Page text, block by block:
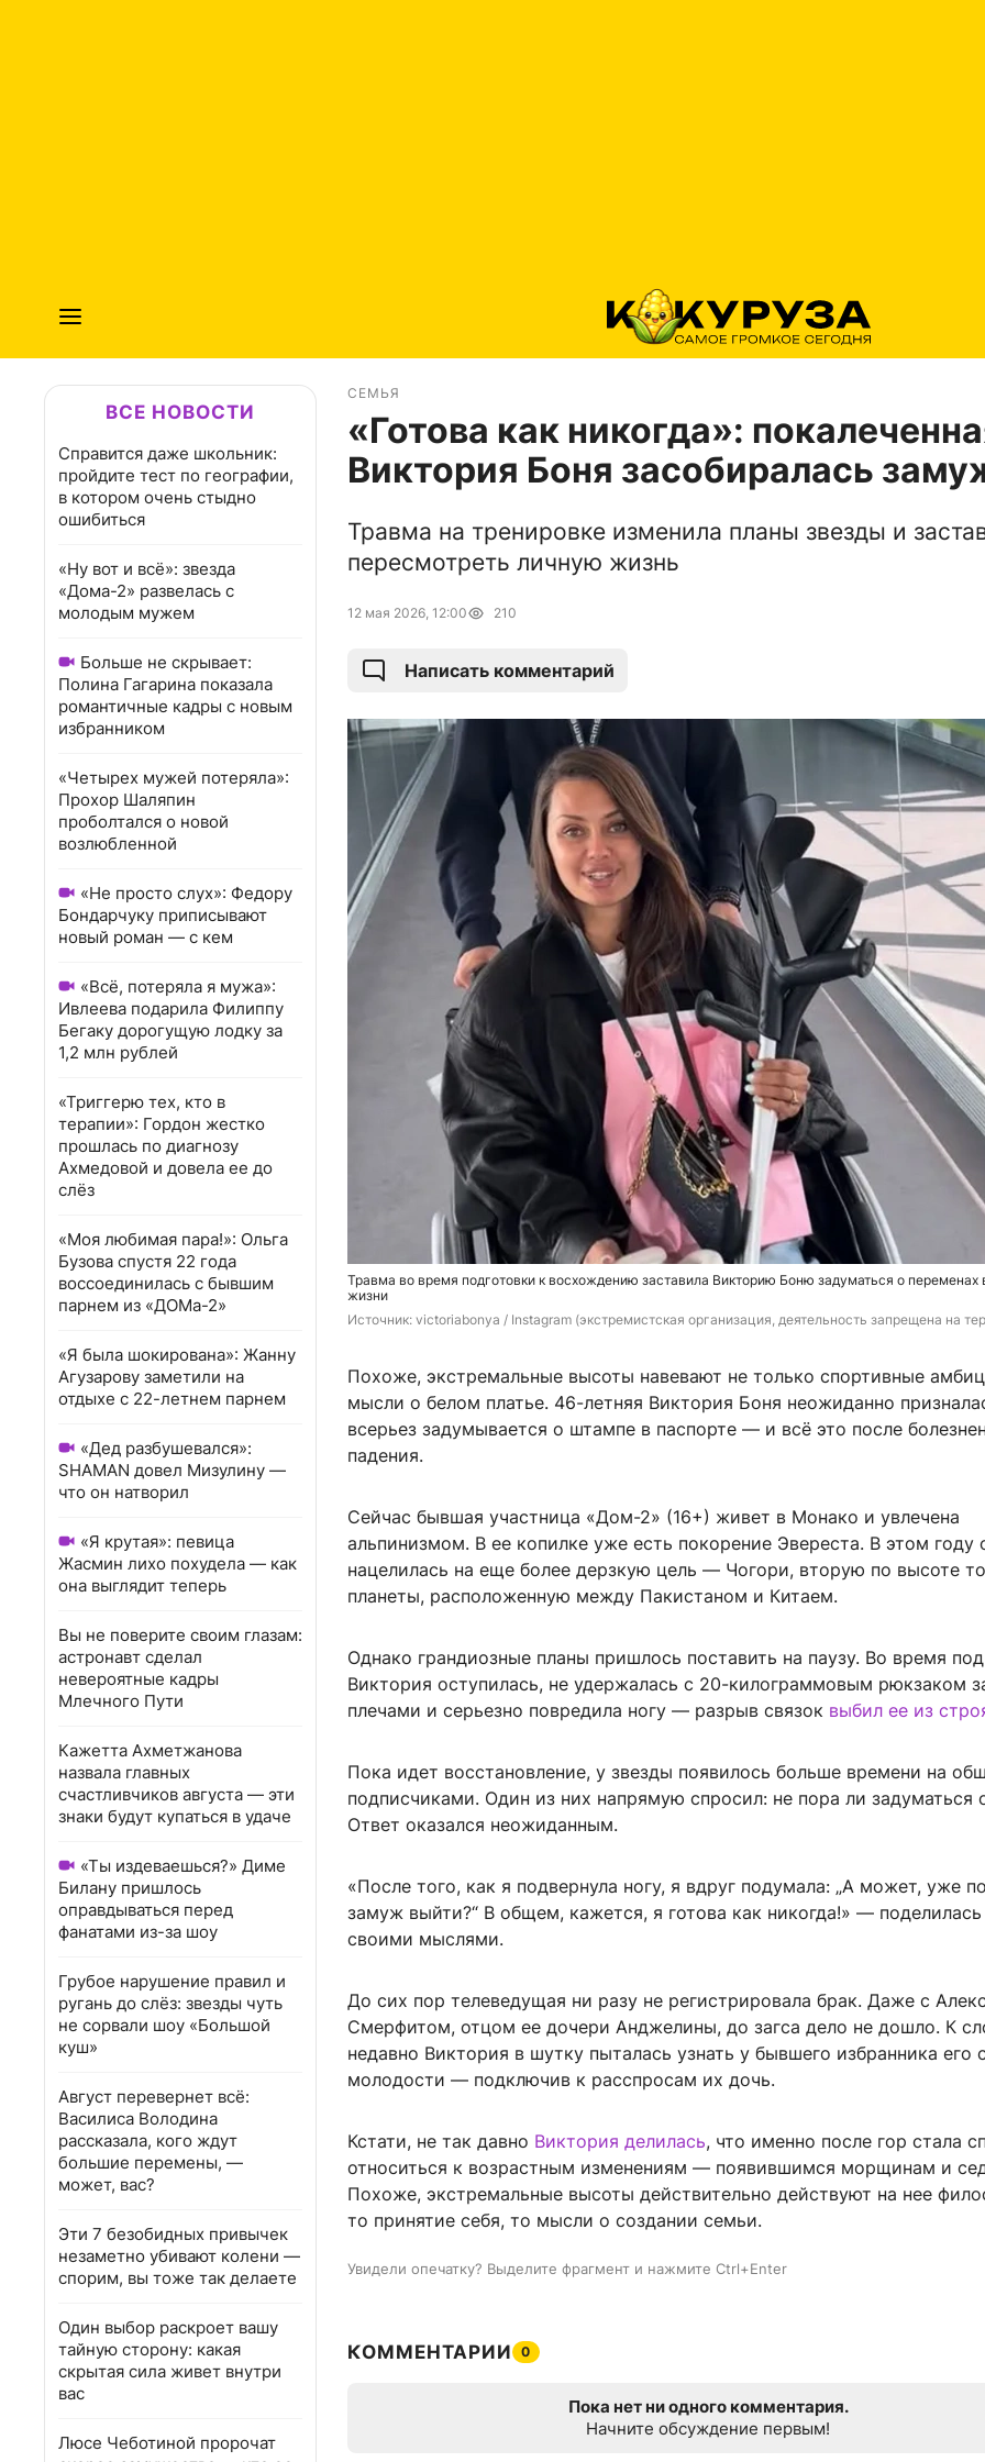
ВСЕ НОВОСТИ
Справится даже школьник:
пройдите тест по географии,
в котором очень стыдно
ошибиться
«Ну вот и всё»: звезда
«Дома-2» развелась с
молодым мужем
Больше не скрывает:
Полина Гагарина показала
романтичные кадры с новым
избранником
«Четырех мужей потеряла»:
Прохор Шаляпин
проболтался о новой
возлюбленной
«Не просто слух»: Федору
Бондарчуку приписывают
новый роман — с кем
«Всё, потеряла я мужа»:
Ивлеева подарила Филиппу
Бегаку дорогущую лодку за
1,2 млн рублей
«Триггерю тех, кто в
терапии»: Гордон жестко
прошлась по диагнозу
Ахмедовой и довела ее до
слёз
«Моя любимая пара!»: Ольга
Бузова спустя 22 года
воссоединилась с бывшим
парнем из «ДОМа-2»
«Я была шокирована»: Жанну
Агузарову заметили на
отдыхе с 22-летнем парнем
«Дед разбушевался»:
SHAMAN довел Мизулину —
что он натворил
«Я крутая»: певица
Жасмин лихо похудела — как
она выглядит теперь
Вы не поверите своим глазам:
астронавт сделал
невероятные кадры
Млечного Пути
Кажетта Ахметжанова
назвала главных
счастливчиков августа — эти
знаки будут купаться в удаче
«Ты издеваешься?» Диме
Билану пришлось
оправдываться перед
фанатами из-за шоу
Грубое нарушение правил и
ругань до слёз: звезды чуть
не сорвали шоу «Большой
куш»
Август перевернет всё:
Василиса Володина
рассказала, кого ждут
большие перемены, —
может, вас?
Эти 7 безобидных привычек
незаметно убивают колени —
спорим, вы тоже так делаете
Один выбор раскроет вашу
тайную сторону: какая
скрытая сила живет внутри
вас
Люсе Чеботиной пророчат
СЕМЬЯ
«Готова как никогда»:
Виктория Боня засобиралась
Травма на тренировке изменила планы звезды и
пересмотреть личную жизнь
12 мая 2026, 12:00 210
Написать комментарий
Травма во время подготовки к восхождению заставила Викторию Боню задуматься о переменах
жизни
Источник: victoriabonya / Instagram (экстремистская организация, деятельность запрещена на
Похоже, экстремальные высоты навевают не только спортивные
мысли о белом платье. 46-летняя Виктория Боня неожиданно
всерьез задумывается о штампе в паспорте — и всё это после
падения.
Сейчас бывшая участница «Дом-2» (16+) живет в Монако и увлечена
альпинизмом. В ее копилке уже есть покорение Эвереста. В этом году
нацелилась на еще более дерзкую цель — Чогори, вторую по высоте
планеты, расположенную между Пакистаном и Китаем.
Однако грандиозные планы пришлось поставить на паузу. Во время
Виктория оступилась, не удержалась с 20-килограммовым рюкзаком
плечами и серьезно повредила ногу — разрыв связок выбил ее из
Пока идет восстановление, у звезды появилось больше времени на
подписчиками. Один из них напрямую спросил: не пора ли задуматься
Ответ оказался неожиданным.
«После того, как я подвернула ногу, я вдруг подумала: „А может, уже
замуж выйти?“ В общем, кажется, я готова как никогда!» —
своими мыслями.
До сих пор телеведущая ни разу не регистрировала брак. Даже с
Смерфитом, отцом ее дочери Анджелины, до загса дело не дошло. К
недавно Виктория в шутку пыталась узнать у бывшего избранника его
молодости — подключив к расспросам их дочь.
Кстати, не так давно Виктория делилась, что именно после гор стала
относиться к возрастным изменениям — появившимся морщинам и
Похоже, экстремальные высоты действительно действуют на нее
то принятие себя, то мысли о создании семьи.
Увидели опечатку? Выделите фрагмент и нажмите Ctrl+Enter
КОММЕНТАРИИ 0
Пока нет ни одного комментария.
Начните обсуждение первым!